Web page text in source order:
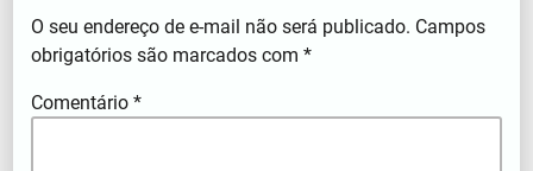
O seu endereço de e-mail não será publicado. Campos
obrigatórios são marcados com*
Comentário*